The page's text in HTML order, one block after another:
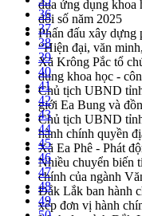
đua ứng dụng khoa
đổi số năm 2025
Phấn đấu xây dựng
“Hiện đại, văn
Xã Krông Pắc tổ
dụng khoa học -
Chủ tịch UBND
giới Ea Bung và
Chủ tịch UBND
hành chính quyền
Xã Ea Phê - Phát
Nhiều chuyển biến
chính của ngành
Đắk Lắk ban hành
xếp đơn vị hành
36
37
38
39
40
41
42
43
44
45
46
47
48
49